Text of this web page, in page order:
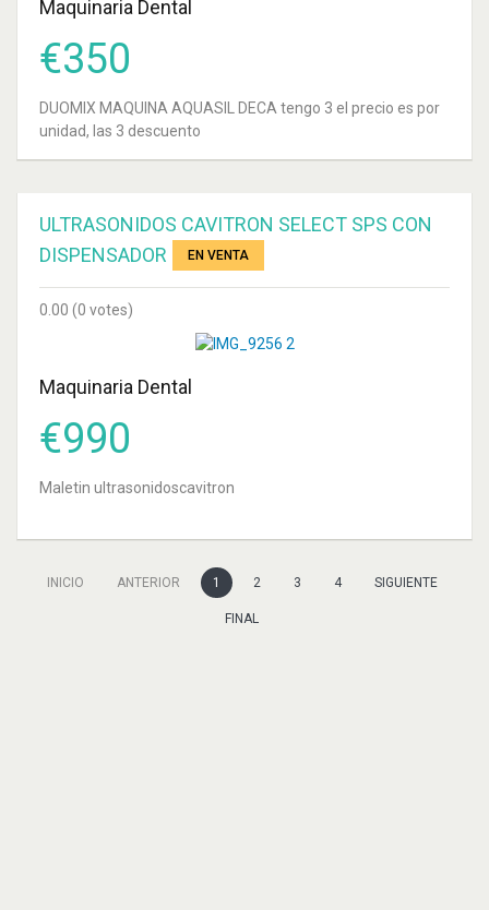
Maquinaria Dental
€350
DUOMIX MAQUINA AQUASIL DECA tengo 3 el precio es por
unidad, las 3 descuento
ULTRASONIDOS CAVITRON SELECT SPS CON
DISPENSADOR
EN VENTA
0.00 (0 votes)
Maquinaria Dental
€990
Maletin ultrasonidoscavitron
INICIO ANTERIOR 1 2 3 4 SIGUIENTE
FINAL